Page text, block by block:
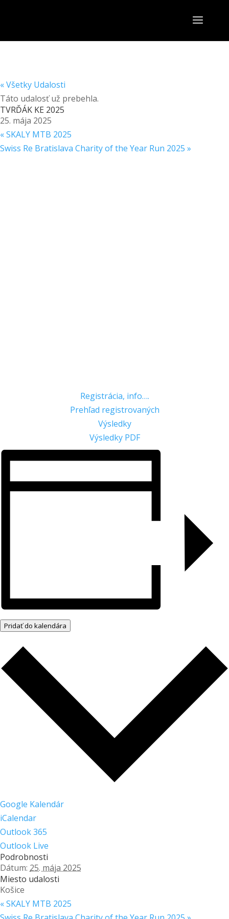
« Všetky Udalosti
Táto udalosť už prebehla.
TVRĎÁK KE 2025
25. mája 2025
«SKALY MTB 2025
Swiss Re Bratislava Charity of the Year Run 2025 »
Registrácia, info….
Prehľad registrovaných
Výsledky
Výsledky PDF
Pridať do kalendára
Google Kalendár
iCalendar
Outlook 365
Outlook Live
Podrobnosti
Dátum: 25. mája 2025
Miesto udalosti
Košice
«SKALY MTB 2025